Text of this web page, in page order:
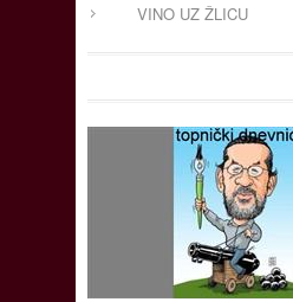
VINO UZ ŽLICU